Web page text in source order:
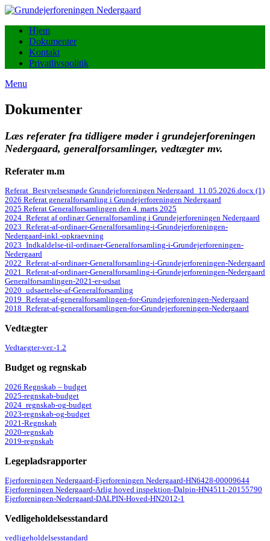
Skip
content
Nedergaard
Hjem
Dokumenter
Kontakt
Privatlivspolitik
Menu
Dokumenter
Læs referater fra tidligere møder i grundejerforeningen
Nedergaard, generalforsamlinger, vedtægter mv.
Referater m.m
Referat_Bestyrelsesmøde Grundejeforeningen Nedergaard_11.05.2026.docx (1)
2026 Referat generalforsamling i Grundejerforeningen Nedergaard
2025 Referat Generalforsamlingen den 4. marts 2025
2024_Referat af ordinær Generalforsamling i Grundejerforeningen Nedergaard
2023_Referat-af-ordinaer-Generalforsamling-i-Grundejerforeningen-
Nedergaard-inkl.-opkraevning
2023_Indkaldelse-til-ordinaer-Generalforsamling-i-Grundejerforeningen-
Nedergaard
2022_Referat-af-ordinaer-Generalforsamling-i-Grundejerforeningen-Nedergaard
2021_Referat-af-ordinaer-Generalforsamling-i-Grundejerforeningen-Nedergaard
Generalforsamlingen-2021-er-udsat
2020_udsaettelse-af-Generalforsamling
2019_Referat-af-generalforsamlingen-for-Grundejerforeningen-Nedergaard
2018_Referat-af-generalforsamlingen-for-Grundejerforeningen-Nedergaard
Vedtægter
Vedtaegter-ver.-1.2
Budget og regnskab
2026 Regnskab – budget
2025-regnskab-budget
2024_regnskab-og-budget
2023-regnskab-og-budget
2021-Regnskab
2020-regnskab
2019-regnskab
Legepladsrapporter
Ejerforeningen Nedergaard-Ejerforeningen Nedergaard-HN6428-00009644
Ejerforeningen Nedergaard-Arlig hoved inspektion-Dalpin-HN4511-20155790
Ejerforeningen-Nedergaard-DALPIN-Hoved-HN2012-1
Vedligeholdelsesstandard
vedligeholdelsesstandard